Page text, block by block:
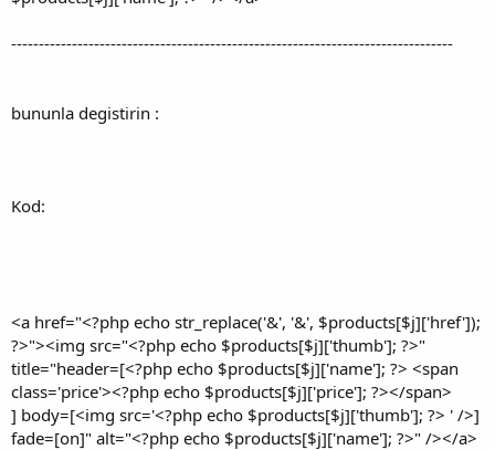
--------------------------------------------------------------------------------
bununla degistirin :
Kod:
<a href="<?php echo str_replace('&', '&', $products[$j]['href']);
?>"><img src="<?php echo $products[$j]['thumb']; ?>"
title="header=[<?php echo $products[$j]['name']; ?> <span
class='price'><?php echo $products[$j]['price']; ?></span>
] body=[<img src='<?php echo $products[$j]['thumb']; ?> ' />]
fade=[on]" alt="<?php echo $products[$j]['name']; ?>" /></a>